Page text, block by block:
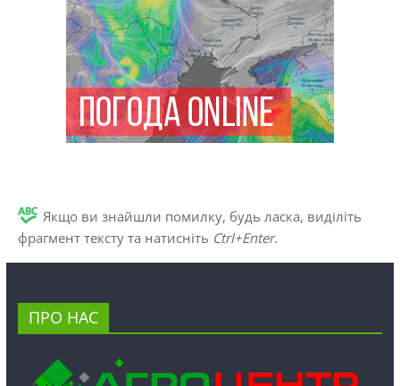
Якщо ви знайшли помилку, будь ласка, виділіть
фрагмент тексту та натисніть Ctrl+Enter.
ПРО НАС